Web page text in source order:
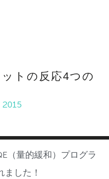
トの反応4つの
（量的緩和）プログラ
した！